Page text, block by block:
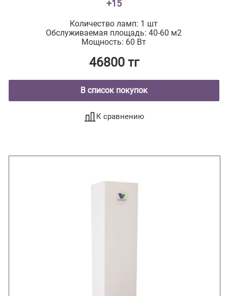
+15
Количество ламп: 1 шт
Обслуживаемая площадь: 40-60 м2
Мощность: 60 Вт
46800 тг
В список покупок
К сравнению